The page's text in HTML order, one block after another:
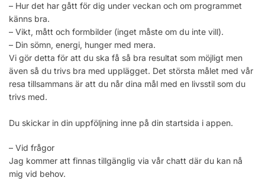
– Hur det har gått för dig under veckan och om programmet
känns bra.
– Vikt, mått och formbilder (inget måste om du inte vill).
– Din sömn, energi, hunger med mera.
Vi gör detta för att du ska få så bra resultat som möjligt men
även så du trivs bra med upplägget. Det största målet med vår
resa tillsammans är att du når dina mål med en livsstil som du
trivs med.
Du skickar in din uppföljning inne på din startsida i appen.
– Vid frågor
Jag kommer att finnas tillgänglig via vår chatt där du kan nå
mig vid behov.